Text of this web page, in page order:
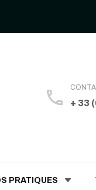
+ 33
PRATIQUES